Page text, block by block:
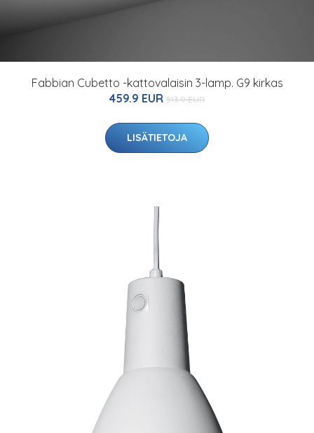
Fabbian Cubetto -kattovalaisin 3-lamp. G9 kirkas
459.9 EUR 513.9 EUR
LISÄTIETOJA